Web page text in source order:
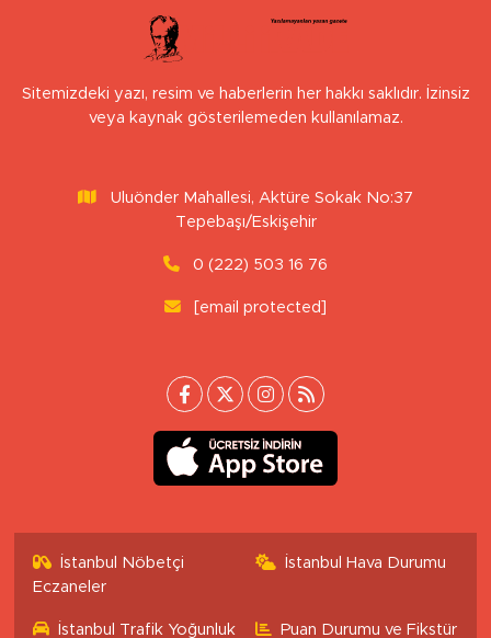
Sitemizdeki yazı, resim ve haberlerin her hakkı saklıdır. İzinsiz
veya kaynak gösterilemeden kullanılamaz.
Uluönder Mahallesi, Aktüre Sokak No:37
Tepebaşı/Eskişehir
0 (222) 503 16 76
[email protected]
İstanbul Nöbetçi
Eczaneler
İstanbul Hava Durumu
İstanbul Trafik Yoğunluk
Puan Durumu ve Fikstür